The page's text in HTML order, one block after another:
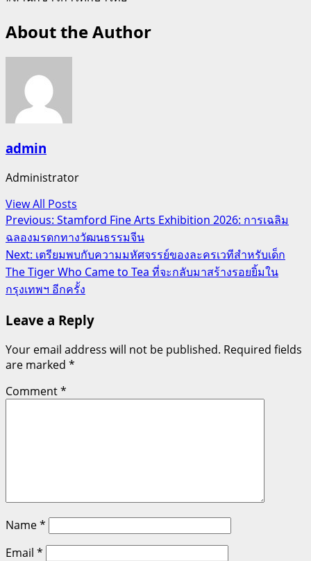
About the Author
admin
Administrator
View All Posts
Post
navigation
Previous: Stamford Fine Arts Exhibition 2026: การเฉลิม
ฉลองมรดกทางวัฒนธรรมจีน
Next: เตรียมพบกับความมหัศจรรย์ของละครเวทีสำหรับเด็ก
The Tiger Who Came to Tea ที่จะกลับมาสร้างรอยยิ้มใน
กรุงเทพฯ อีกครั้ง
Leave a Reply
Your email address will not be published. Required fields
are marked *
Comment*
Name*
Email *